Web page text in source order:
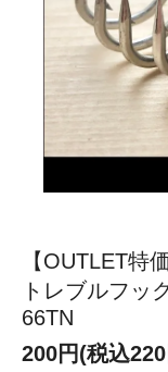
【OUTLET特
トレブルフッ
66TN
200円(税込